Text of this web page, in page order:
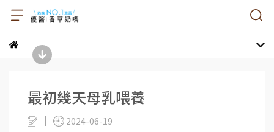
最初幾天母乳喂養
2024-06-19